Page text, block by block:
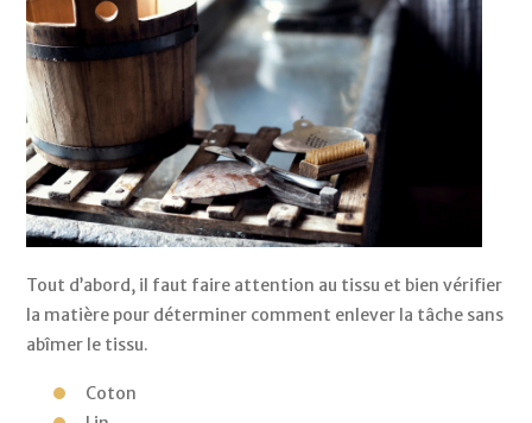
Tout d’abord, il faut faire attention au tissu et bien vérifier
la matière pour déterminer comment enlever la tâche sans
abîmer le tissu.
Coton